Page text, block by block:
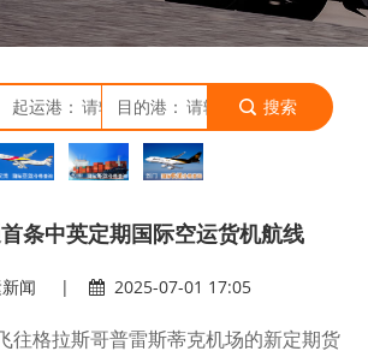
起运港： 目的港： 搜索
条中英定期国际空运货机航线
闻 | 2025-07-01 17:05
往格拉斯哥普雷斯蒂克机场的新定期货